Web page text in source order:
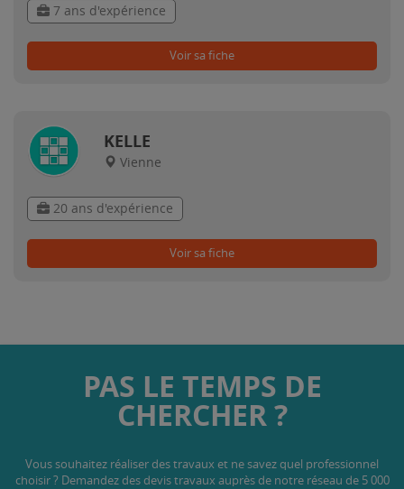
7 ans d'expérience
Voir sa fiche
KELLE
Vienne
20 ans d'expérience
Voir sa fiche
PAS LE TEMPS DE
CHERCHER ?
Vous souhaitez réaliser des travaux et ne savez quel professionnel
choisir ? Demandez des devis travaux auprès de notre réseau de 5 000